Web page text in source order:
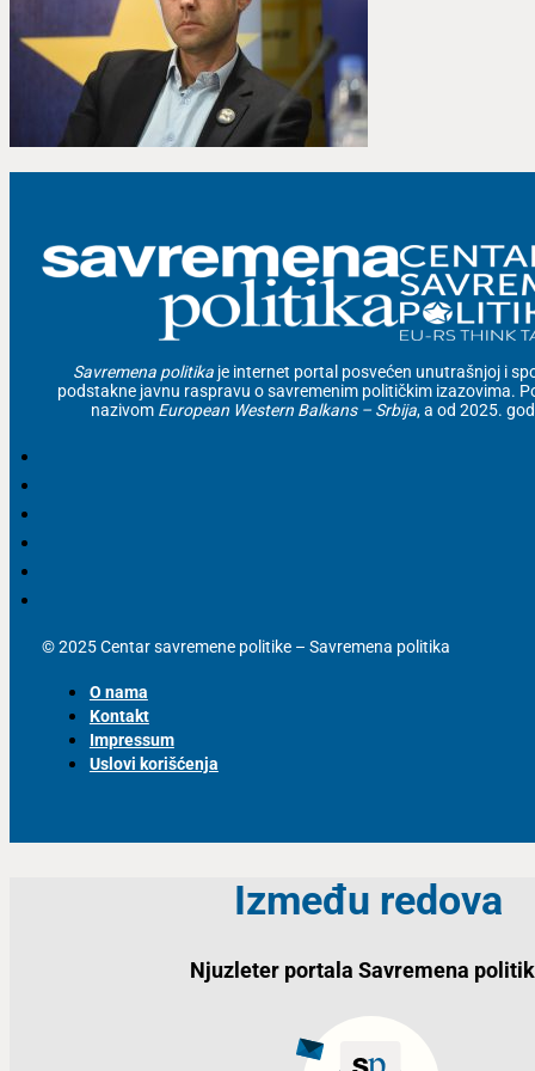
Savremena politika je internet portal posvećen unutrašnjoj i
podstakne javnu raspravu o savremenim političkim izazovima.
nazivom European Western Balkans – Srbija, a od 2025.
© 2025 Centar savremene politike – Savremena politika
O nama
Kontakt
Impressum
Uslovi korišćenja
Između redova
Njuzleter portala Savremena